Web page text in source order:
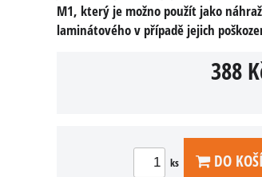
M1, který je možno použít jako
laminátového v případě jejich
388
ks DO